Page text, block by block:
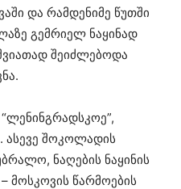
და რამდენიმე წუთში
გემრიელ ნაყინად
შეიძლებოდა
ასევე შოკოლადის
ნაღების ნაყინის
მოსკოვის წარმოების